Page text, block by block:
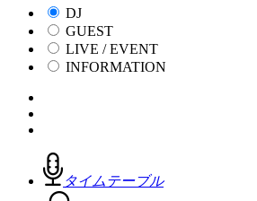
DJ
GUEST
LIVE / EVENT
INFORMATION
タイムテーブル